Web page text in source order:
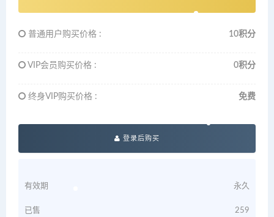
普通用户购买价格 : 10积分
VIP会员购买价格 : 0积分
终身VIP购买价格 : 免费
登录后购买
有效期 永久
已售 259